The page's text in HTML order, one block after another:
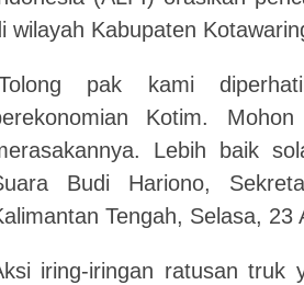
wilayah Kabupaten
pak kami
Kotim.
Lebih baik
Budi Hariono,
Tengah, Selasa, 23
iring-iringan ratusan truk